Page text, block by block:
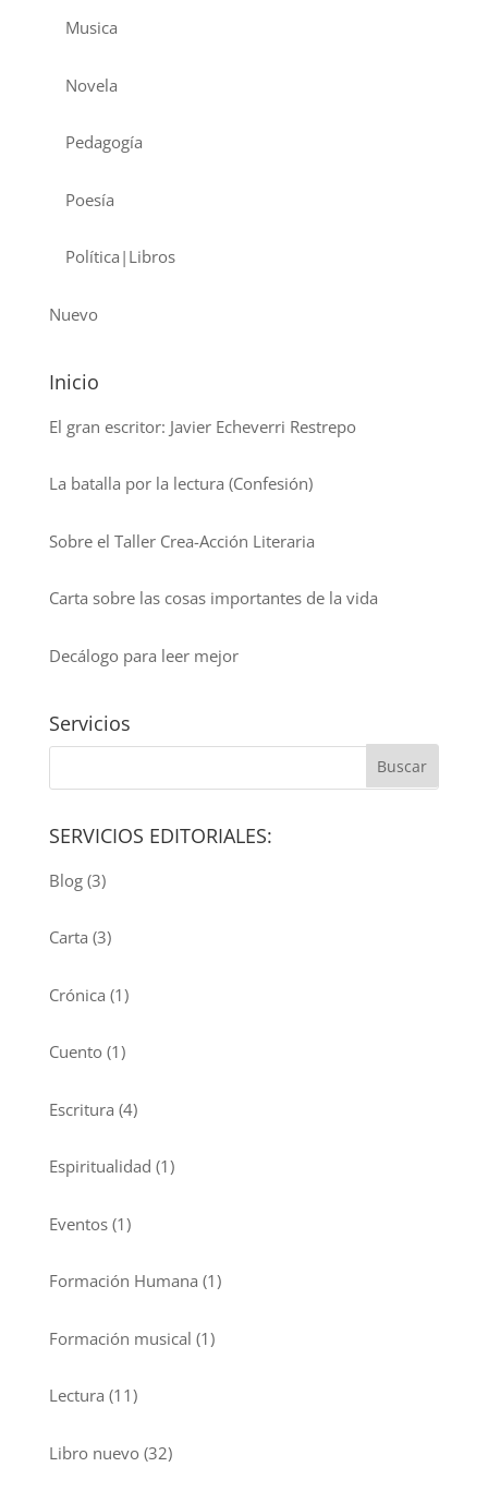
Musica
Novela
Pedagogía
Poesía
Política|Libros
Nuevo
Inicio
El gran escritor: Javier Echeverri Restrepo
La batalla por la lectura (Confesión)
Sobre el Taller Crea-Acción Literaria
Carta sobre las cosas importantes de la vida
Decálogo para leer mejor
Servicios
SERVICIOS EDITORIALES:
Blog(3)
Carta (3)
Crónica (1)
Cuento(1)
Escritura (4)
Espiritualidad (1)
Eventos(1)
Formación Humana (1)
Formación musical (1)
Lectura (11)
Libro nuevo(32)